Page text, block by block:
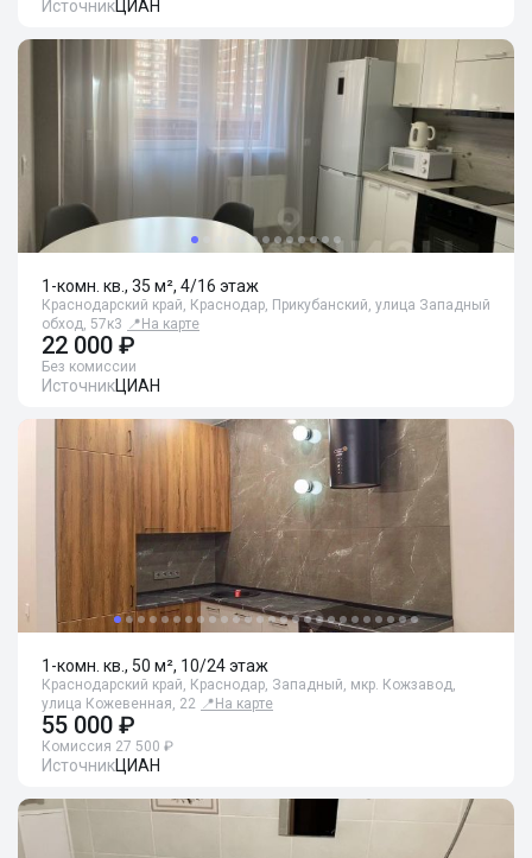
ИсточникЦИАН
1-комн. кв., 35 м², 4/16 этаж
Краснодарский край, Краснодар, Прикубанский, улица Западный
обход, 57к3 📍 На карте
22 000 ₽
Без комиссии
ИсточникЦИАН
1-комн. кв., 50 м², 10/24 этаж
Краснодарский край, Краснодар, Западный, мкр. Кожзавод,
улица Кожевенная, 22 📍 На карте
55 000 ₽
Комиссия 27 500 ₽
ИсточникЦИАН